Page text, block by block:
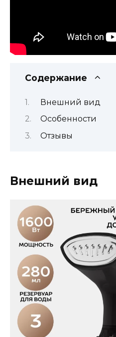
Содержание
Внешний вид
Особенности
Отзывы
Внешний вид